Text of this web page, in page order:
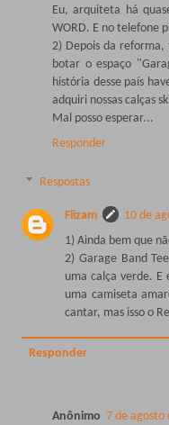
Eu, arquiteta há
WORD. E no telefone
2) Depois da reforma,
botar o espaço
história desse país
adquiri nossas calças
Mal posso esperar...
Responder
Respostas
Flizam
10 de
1) Ainda bem que
2) Garage Band
uma calça verde. E
uma camiseta
cantar, mas isso o
Responder
Anônimo 7 de agosto